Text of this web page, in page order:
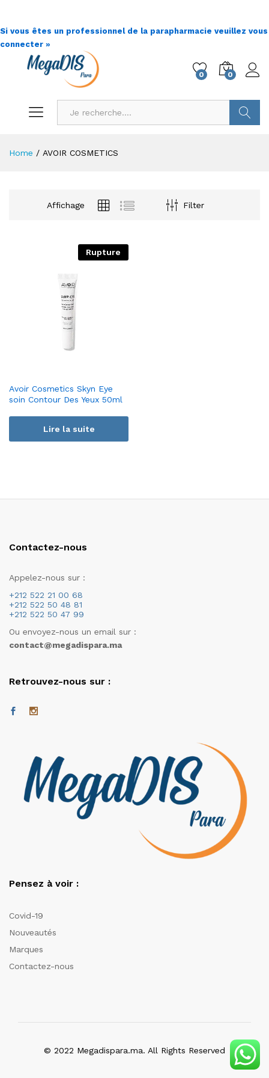
Si vous êtes un professionnel de la parapharmacie veuillez vous
connecter »
0 0
Home / AVOIR COSMETICS
Affichage Filter
Rupture
Avoir Cosmetics Skyn Eye
soin Contour Des Yeux 50ml
Lire la suite
Contactez-nous
Appelez-nous sur :
+212 522 21 00 68
+212 522 50 48 81
+212 522 50 47 99
Ou envoyez-nous un email sur :
contact@megadispara.ma
Retrouvez-nous sur :
Pensez à voir :
Covid-19
Nouveautés
Marques
Contactez-nous
© 2022 Megadispara.ma. All Rights Reserved